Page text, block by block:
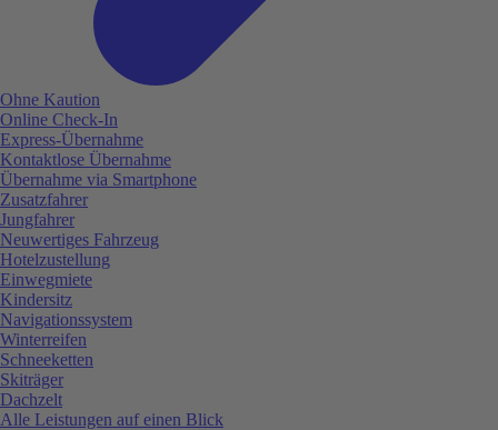
Ohne Kaution
Online Check-In
Express-Übernahme
Kontaktlose Übernahme
Übernahme via Smartphone
Zusatzfahrer
Jungfahrer
Neuwertiges Fahrzeug
Hotelzustellung
Einwegmiete
Kindersitz
Navigationssystem
Winterreifen
Schneeketten
Skiträger
Dachzelt
Alle Leistungen auf einen Blick